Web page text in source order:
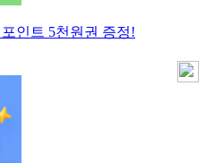
인트 5천원권 증정!